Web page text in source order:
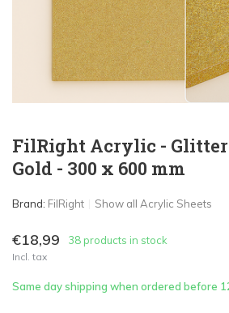
FilRight Acrylic -
Gold - 300 x 600 mm
Brand: FilRight Show all Acrylic Sheets
€18,99 38 products in stock
Incl. tax
Same day shipping when ordered before